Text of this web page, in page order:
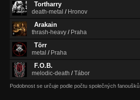
Tortharry
death-metal / Hronov
Arakain
thrash-heavy / Praha
Törr
metal / Praha
F.O.B.
melodic-death /Tábor
Podobnost se určuje podle počtu společných fanoušků.